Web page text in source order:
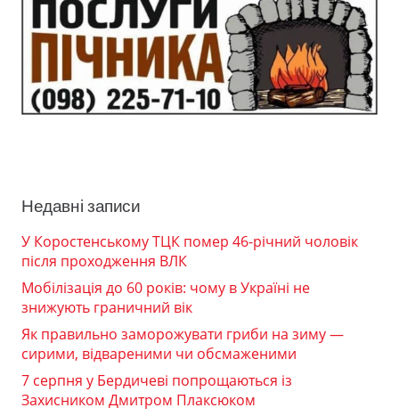
Недавні записи
У Коростенському ТЦК помер 46-річний чоловік
після проходження ВЛК
Мобілізація до 60 років: чому в Україні не
знижують граничний вік
Як правильно заморожувати гриби на зиму —
сирими, відвареними чи обсмаженими
7 серпня у Бердичеві попрощаються із
Захисником Дмитром Плаксюком